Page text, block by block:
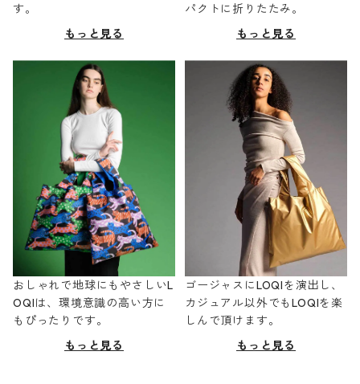
す。
もっと見る
パクトに折りたたみ。
もっと見る
おしゃれで地球にもやさしいL
OQIは、環境意識の高い方に
もぴったりです。
もっと見る
ゴージャスにLOQIを演出し、
カジュアル以外でもLOQIを楽
しんで頂けます。
もっと見る